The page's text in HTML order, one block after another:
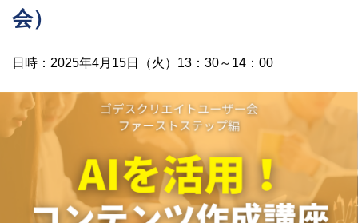
会）
日時：2025年4月15日（火）13：30～14：00